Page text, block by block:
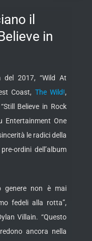
il
in
2017, “Wild At
Coast, The Wild!,
Believe in Rock
Entertainment One
le radici della
ordini dell’album
genere non è mai
fedeli alla rotta”,
Villain. “Questo
ancora nella